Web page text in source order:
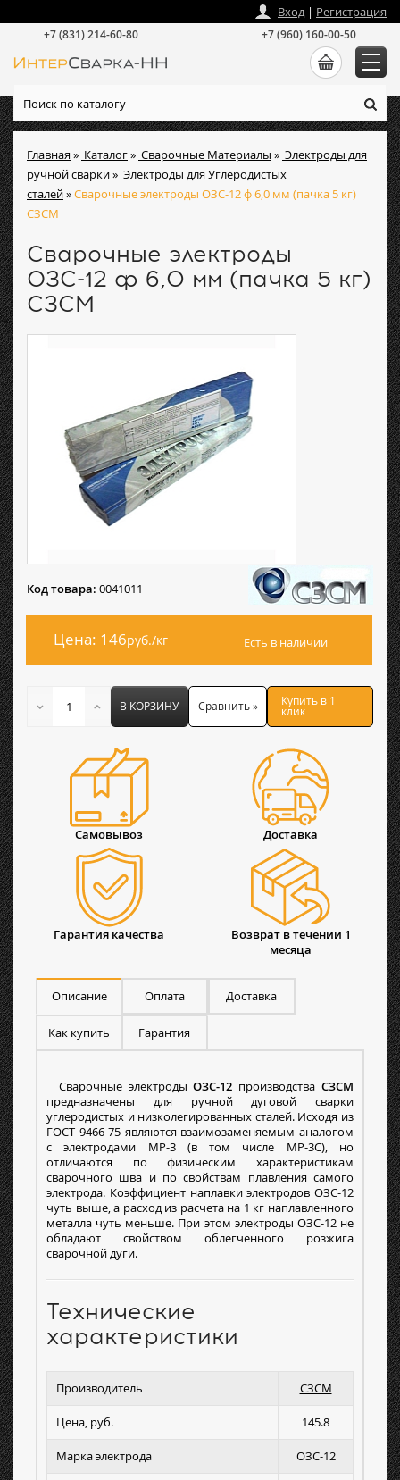
Главная» Каталог» Сварочные Материалы » Электроды для
ручной сварки» Электроды для Углеродистых
сталей»Сварочные электроды ОЗС-12 ф 6,0 мм (пачка 5 кг)
СЗСМ
Сварочные электроды
ОЗС-12 ф 6,0 мм (пачка 5 кг)
СЗСМ
Код товара: 0041011
Цена: 146руб./кг Есть в наличии
В КОРЗИНУ Сравнить » Купить в 1
клик
Самовывоз Доставка
Гарантия качества
Возврат в течении 1
месяца
Описание Оплата Доставка
Как купить Гарантия
Сварочные электродыОЗС-12 производстваСЗСМ
предназначены для ручной дуговой сварки
углеродистых и низколегированных сталей. Исходя из
ГОСТ 9466-75 являются взаимозаменяемым аналогом
с электродами МР-3 (в том числе МР-3С), но
отличаются по физическим характеристикам
сварочного шва и по свойствам плавления самого
электрода. Коэффициент наплавки электродов ОЗС-12
чуть выше, а расход из расчета на 1 кг наплавленного
металла чуть меньше. При этом электроды ОЗС-12 не
обладают свойством облегченного розжига
сварочной дуги.
Технические
характеристики
Производитель СЗСМ
Цена, руб. 145.8
Марка электрода ОЗС-12
Вход| Регистрация
+7 (831) 214-60-80 +7 (960) 160-00-50